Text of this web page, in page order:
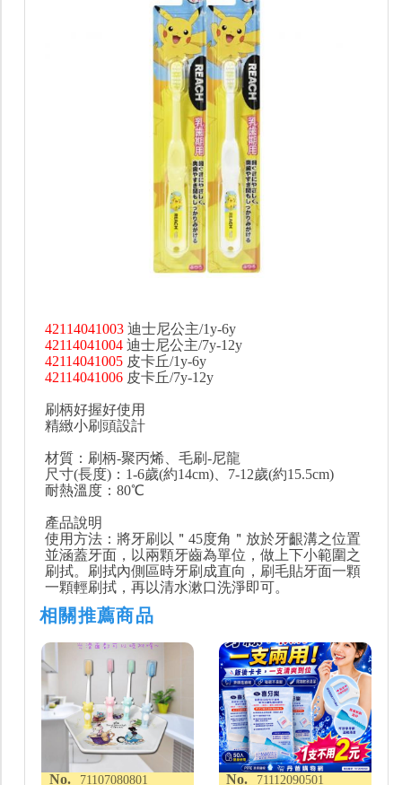
42114041003 迪士尼公主/1y-6y
42114041004 迪士尼公主/7y-12y
42114041005 皮卡丘/1y-6y
42114041006 皮卡丘/7y-12y
刷柄好握好使用
精緻小刷頭設計
材質：刷柄-聚丙烯、毛刷-尼龍
尺寸(長度)：1-6歲(約14cm)、7-12歲(約15.5cm)
耐熱溫度：80℃
產品說明
使用方法：將牙刷以＂45度角＂放於牙齦溝之位置
並涵蓋牙面，以兩顆牙齒為單位，做上下小範圍之
刷拭。刷拭內側區時牙刷成直向，刷毛貼牙面一顆
一顆輕刷拭，再以清水漱口洗淨即可。
相關推薦商品
No. 71107080801 No. 71112090501